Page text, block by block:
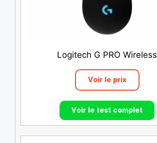
Logitech G PRO Wireless
Voir le prix
Voir le test complet